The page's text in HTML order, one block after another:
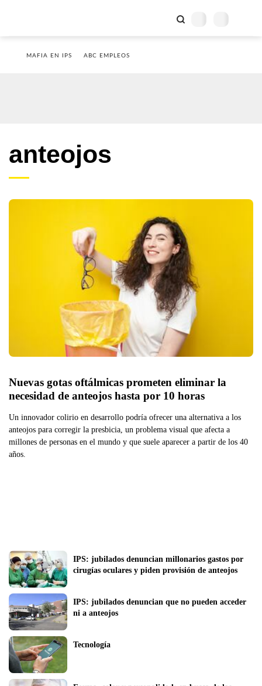
MAFIA EN IPS ABC EMPLEOS
anteojos
Nuevas gotas oftálmicas prometen eliminar la
necesidad de anteojos hasta por 10 horas
Un innovador colirio en desarrollo podría ofrecer una alternativa a los
anteojos para corregir la presbicia, un problema visual que afecta a
millones de personas en el mundo y que suele aparecer a partir de los 40
años.
IPS: jubilados denuncian millonarios gastos por
cirugías oculares y piden provisión de anteojos
IPS: jubilados denuncian que no pueden acceder
ni a anteojos
Tecnología